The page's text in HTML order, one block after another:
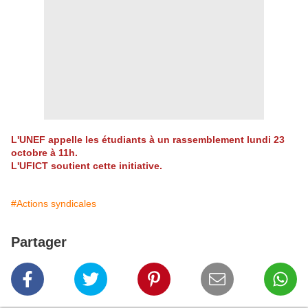
L'UNEF appelle les étudiants à un rassemblement lundi 23
octobre à 11h.
L'UFICT soutient cette initiative.
#Actions syndicales
Partager